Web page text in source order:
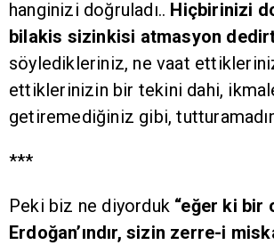
hanginizi doğruladı.. Hiçbirinizi
bilakis sizinkisi atmasyon
söyledikleriniz, ne vaat
ettiklerinizin bir tekini dahi,
getiremediğiniz gibi,
***
Peki biz ne diyorduk “eğer ki bir
Erdoğan’ındır, sizin zerre-i